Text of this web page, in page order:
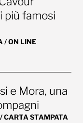
più famosi
/ ON LINE
e Mora, una
CARTA STAMPATA